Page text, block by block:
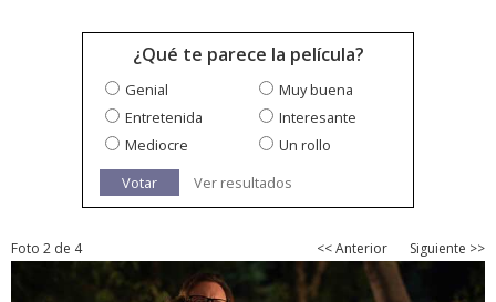
¿Qué te parece la película?
Genial
Muy buena
Entretenida
Interesante
Mediocre
Un rollo
Votar
Ver resultados
Foto 2 de 4 << Anterior Siguiente >>